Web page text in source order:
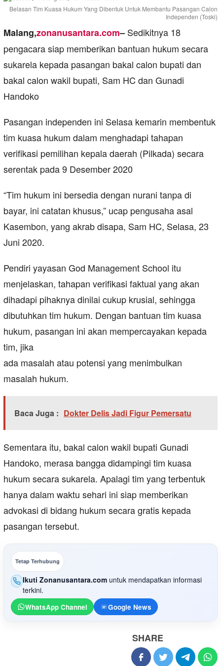
Belasan Tim Kuasa Hukum Yang Dibentuk Untuk Membantu Pasangan Calon
Independen (Toski)
Malang,zonanusantara.com– Sedikitnya 18
pengacara siap memberikan bantuan hukum secara
sukarela kepada pasangan bakal calon bupati dan
bakal calon wakil bupati, Sam HC dan Gunadi
Handoko
Pasangan independen ini Selasa kemarin membentuk
tim kuasa hukum dalam menghadapi tahapan
verifikasi pemilihan kepala daerah (Pilkada) secara
serentak pada 9 Desember 2020
“Tim hukum ini bersedia dengan nurani tanpa di
bayar, ini catatan khusus,” ucap pengusaha asal
Kasembon, yang akrab disapa, Sam HC, Selasa, 23
Juni 2020.
Pendiri yayasan God Management School itu
menjelaskan, tahapan verifikasi faktual yang akan
dihadapi pihaknya dinilai cukup krusial, sehingga
dibutuhkan tim hukum. Dengan bantuan tim kuasa
hukum, pasangan ini akan mempercayakan kepada
tim, jika
ada masalah atau potensi yang menimbulkan
masalah hukum.
Baca Juga : Dokter Delis Jadi Figur Pemersatu
Sementara itu, bakal calon wakil bupati Gunadi
Handoko, merasa bangga didampingi tim kuasa
hukum secara sukarela. Apalagi tim yang terbentuk
hanya dalam waktu sehari ini siap memberikan
advokasi di bidang hukum secara gratis kepada
pasangan tersebut.
Tetap Terhubung
Ikuti Zonanusantara.com untuk mendapatkan informasi
terkini.
WhatsApp Channel Google News
SHARE